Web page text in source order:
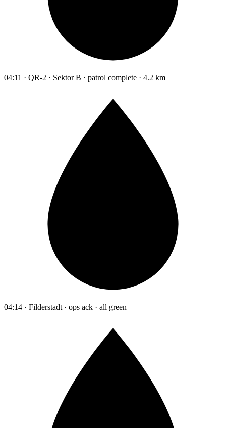
04:11 · QR-2 · Sektor B · patrol complete · 4.2 km
04:14 · Filderstadt · ops ack · all green